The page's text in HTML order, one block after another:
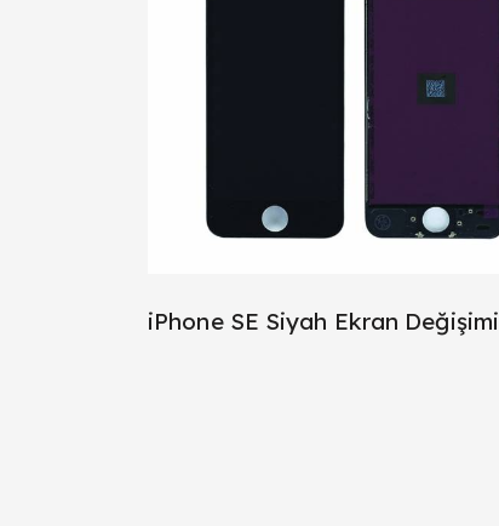
iPhone SE Siyah Ekran Değişimi